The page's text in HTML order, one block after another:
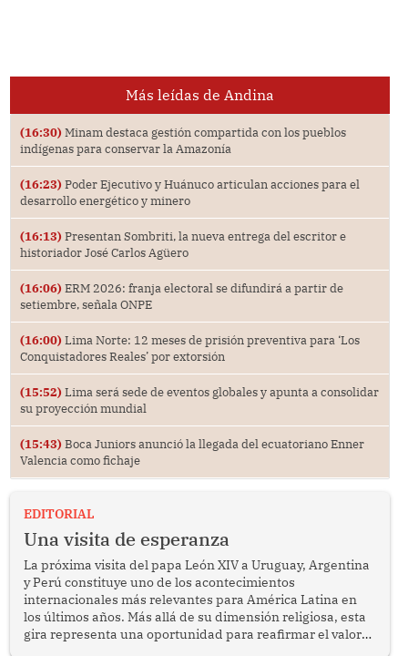
Más leídas de Andina
(16:30) Minam destaca gestión compartida con los pueblos
indígenas para conservar la Amazonía
(16:23) Poder Ejecutivo y Huánuco articulan acciones para el
desarrollo energético y minero
(16:13) Presentan Sombriti, la nueva entrega del escritor e
historiador José Carlos Agüero
(16:06) ERM 2026: franja electoral se difundirá a partir de
setiembre, señala ONPE
(16:00) Lima Norte: 12 meses de prisión preventiva para ‘Los
Conquistadores Reales’ por extorsión
(15:52) Lima será sede de eventos globales y apunta a consolidar
su proyección mundial
(15:43) Boca Juniors anunció la llegada del ecuatoriano Enner
Valencia como fichaje
EDITORIAL
Una visita de esperanza
La próxima visita del papa León XIV a Uruguay, Argentina
y Perú constituye uno de los acontecimientos
internacionales más relevantes para América Latina en
los últimos años. Más allá de su dimensión religiosa, esta
gira representa una oportunidad para reafirmar el valor